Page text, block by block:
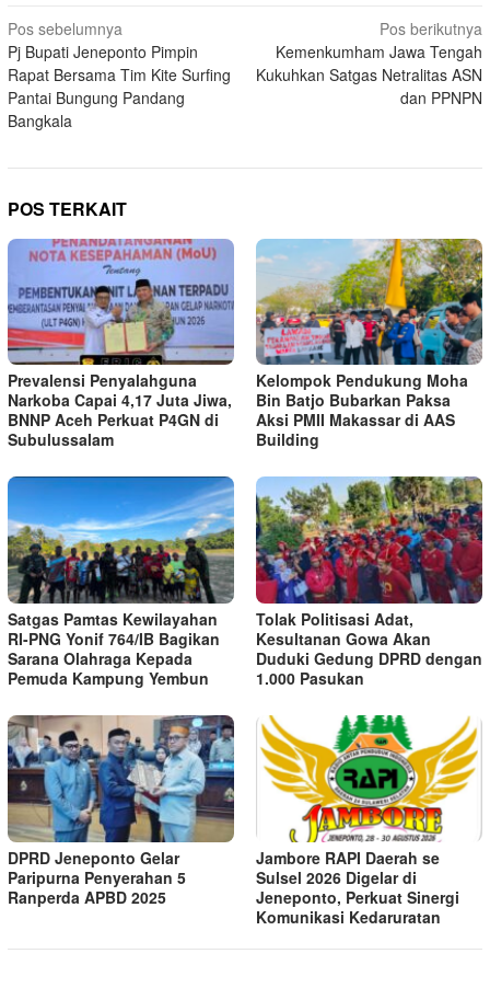
Navigasi
pos
Pos sebelumnya
Pj Bupati Jeneponto Pimpin
Rapat Bersama Tim Kite Surfing
Pantai Bungung Pandang
Bangkala
Pos berikutnya
Kemenkumham Jawa Tengah
Kukuhkan Satgas Netralitas ASN
dan PPNPN
POS TERKAIT
Prevalensi Penyalahguna
Narkoba Capai 4,17 Juta Jiwa,
BNNP Aceh Perkuat P4GN di
Subulussalam
Kelompok Pendukung Moha
Bin Batjo Bubarkan Paksa
Aksi PMII Makassar di AAS
Building
Satgas Pamtas Kewilayahan
RI-PNG Yonif 764/IB Bagikan
Sarana Olahraga Kepada
Pemuda Kampung Yembun
Tolak Politisasi Adat,
Kesultanan Gowa Akan
Duduki Gedung DPRD dengan
1.000 Pasukan
DPRD Jeneponto Gelar
Paripurna Penyerahan 5
Ranperda APBD 2025
Jambore RAPI Daerah se
Sulsel 2026 Digelar di
Jeneponto, Perkuat Sinergi
Komunikasi Kedaruratan